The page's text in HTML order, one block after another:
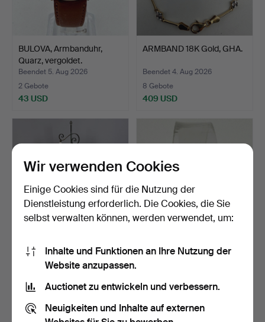
BULOVA, Armbanduhr,
Quarz, vergoldet.
Beendet 5. Aug 2026
2 Gebote
43 USD
ARMBAND 18K Gold, GHA.
Beendet 4. Aug 2026
8 Gebote
409 USD
STEHLAMPE,
geschmiedet, Mitte 20. Jh.,
Beendet 4. Aug 2026
1 Gebot
BROSCHE, 18K Gold, Motiv
der heiligen Ragn…
8 Gebote
Wir verwenden Cookies
Einige Cookies sind für die Nutzung der
Dienstleistung erforderlich. Die Cookies, die Sie
selbst verwalten können, werden verwendet, um:
Inhalte und Funktionen an Ihre Nutzung der
Website anzupassen.
Auctionet zu entwickeln und verbessern.
Neuigkeiten und Inhalte auf externen